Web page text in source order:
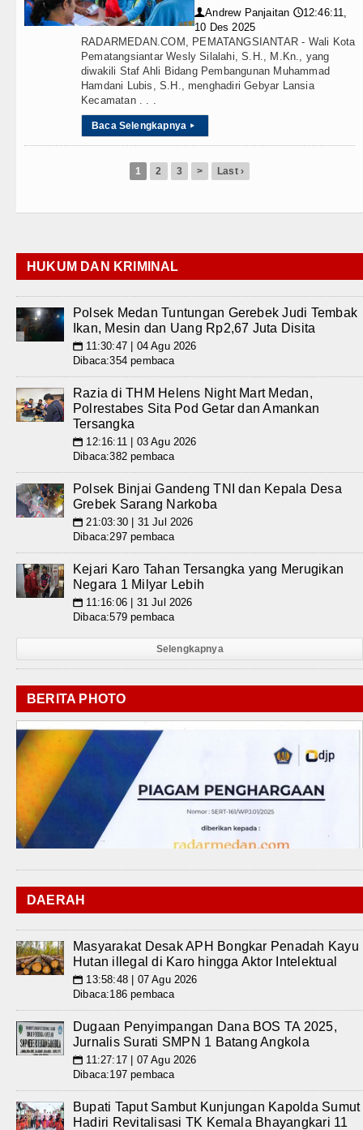
👤Andrew Panjaitan 🕔12:46:11,
10 Des 2025
RADARMEDAN.COM, PEMATANGSIANTAR - Wali Kota
Pematangsiantar Wesly Silalahi, S.H., M.Kn., yang
diwakili Staf Ahli Bidang Pembangunan Muhammad
Hamdani Lubis, S.H., menghadiri Gebyar Lansia
Kecamatan . . .
Baca Selengkapnya ▸
1 2 3 > Last ›
HUKUM DAN KRIMINAL
Polsek Medan Tuntungan Gerebek Judi Tembak
Ikan, Mesin dan Uang Rp2,67 Juta Disita
📅 11:30:47 | 04 Agu 2026
Dibaca:354 pembaca
Razia di THM Helens Night Mart Medan,
Polrestabes Sita Pod Getar dan Amankan
Tersangka
📅 12:16:11 | 03 Agu 2026
Dibaca:382 pembaca
Polsek Binjai Gandeng TNI dan Kepala Desa
Grebek Sarang Narkoba
📅 21:03:30 | 31 Jul 2026
Dibaca:297 pembaca
Kejari Karo Tahan Tersangka yang Merugikan
Negara 1 Milyar Lebih
📅 11:16:06 | 31 Jul 2026
Dibaca:579 pembaca
Selengkapnya
BERITA PHOTO
DAERAH
Masyarakat Desak APH Bongkar Penadah Kayu
Hutan illegal di Karo hingga Aktor Intelektual
📅 13:58:48 | 07 Agu 2026
Dibaca:186 pembaca
Dugaan Penyimpangan Dana BOS TA 2025,
Jurnalis Surati SMPN 1 Batang Angkola
📅 11:27:17 | 07 Agu 2026
Dibaca:197 pembaca
Bupati Taput Sambut Kunjungan Kapolda Sumut
Hadiri Revitalisasi TK Kemala Bhayangkari 11